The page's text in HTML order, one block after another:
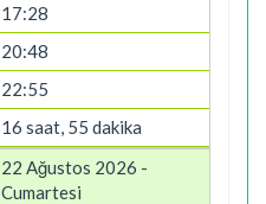
17:28
20:48
22:55
16 saat, 55 dakika
22 Ağustos 2026 -
Cumartesi